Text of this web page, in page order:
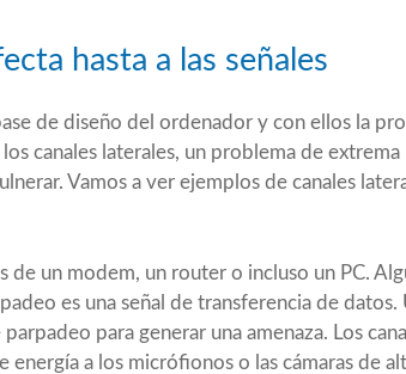
hasta a las señales
de diseño del ordenador y con ellos la
canales laterales, un problema de extrema
Vamos a ver ejemplos de canales
de un modem, un router o incluso un PC.
es una señal de transferencia de datos.
para generar una amenaza. Los
energía a los micrófionos o las cámaras de